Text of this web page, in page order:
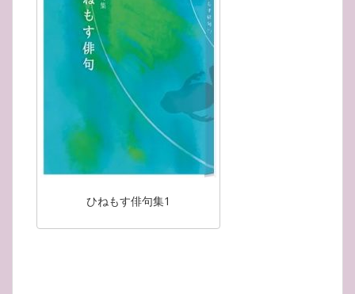
ひねもす俳句集1